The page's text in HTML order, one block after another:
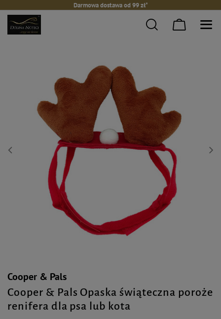
Darmowa dostawa od 99 zł*
Cooper & Pals
Cooper & Pals Opaska świąteczna poroże
renifera dla psa lub kota